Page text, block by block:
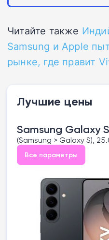
Читайте также
Samsung и Apple
рынке, где правит
Лучшие цены
Samsung Galaxy
(Samsung > Galaxy S),
Все параметры